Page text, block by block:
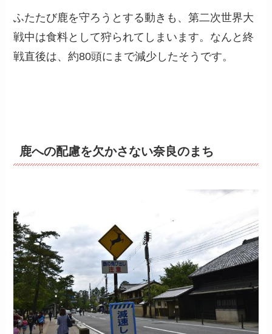
ふたたび鹿を守ろうとする動きも、第二次世界大
戦中は食料として狩られてしまいます。なんと終
戦直後は、約80頭にまで減少したそうです。
鹿への配慮を欠かさない奈良のまち